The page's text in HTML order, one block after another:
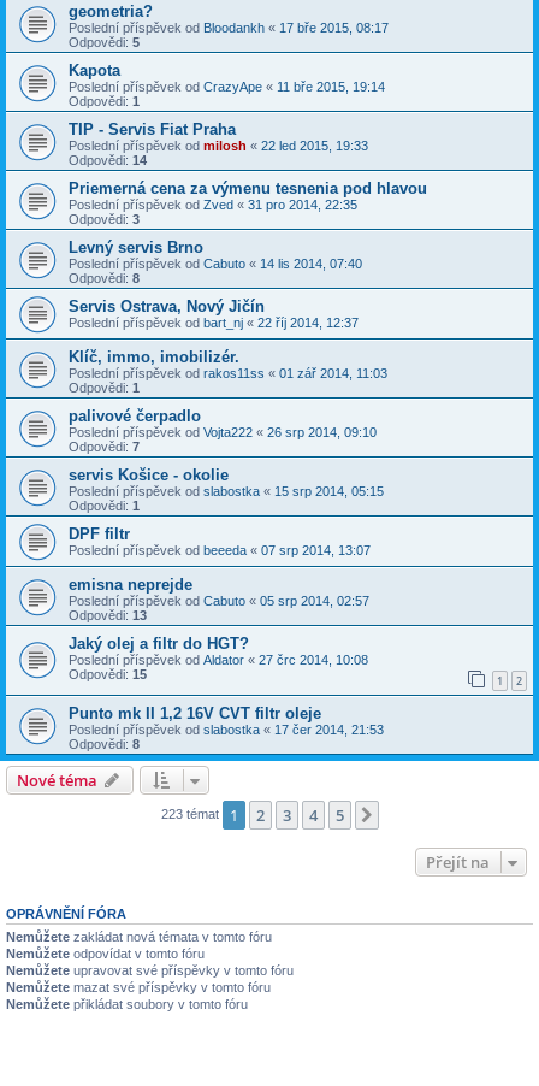
geometria?
Poslední příspěvek od Bloodankh « 17 bře 2015, 08:17
Odpovědi: 5
Kapota
Poslední příspěvek od CrazyApe « 11 bře 2015, 19:14
Odpovědi: 1
TIP - Servis Fiat Praha
Poslední příspěvek od milosh « 22 led 2015, 19:33
Odpovědi: 14
Priemerná cena za výmenu tesnenia pod hlavou
Poslední příspěvek od Zved « 31 pro 2014, 22:35
Odpovědi: 3
Levný servis Brno
Poslední příspěvek od Cabuto « 14 lis 2014, 07:40
Odpovědi: 8
Servis Ostrava, Nový Jičín
Poslední příspěvek od bart_nj « 22 říj 2014, 12:37
Klíč, immo, imobilizér.
Poslední příspěvek od rakos11ss « 01 zář 2014, 11:03
Odpovědi: 1
palivové čerpadlo
Poslední příspěvek od Vojta222 « 26 srp 2014, 09:10
Odpovědi: 7
servis Košice - okolie
Poslední příspěvek od slabostka « 15 srp 2014, 05:15
Odpovědi: 1
DPF filtr
Poslední příspěvek od beeeda « 07 srp 2014, 13:07
emisna neprejde
Poslední příspěvek od Cabuto « 05 srp 2014, 02:57
Odpovědi: 13
Jaký olej a filtr do HGT?
Poslední příspěvek od Aldator « 27 črc 2014, 10:08
Odpovědi: 15 1 2
Punto mk II 1,2 16V CVT filtr oleje
Poslední příspěvek od slabostka « 17 čer 2014, 21:53
Odpovědi: 8
Nové téma
223 témat 1 2 3 4 5
Přejít na
OPRÁVNĚNÍ FÓRA
Nemůžete zakládat nová témata v tomto fóru
Nemůžete odpovídat v tomto fóru
Nemůžete upravovat své příspěvky v tomto fóru
Nemůžete mazat své příspěvky v tomto fóru
Nemůžete přikládat soubory v tomto fóru